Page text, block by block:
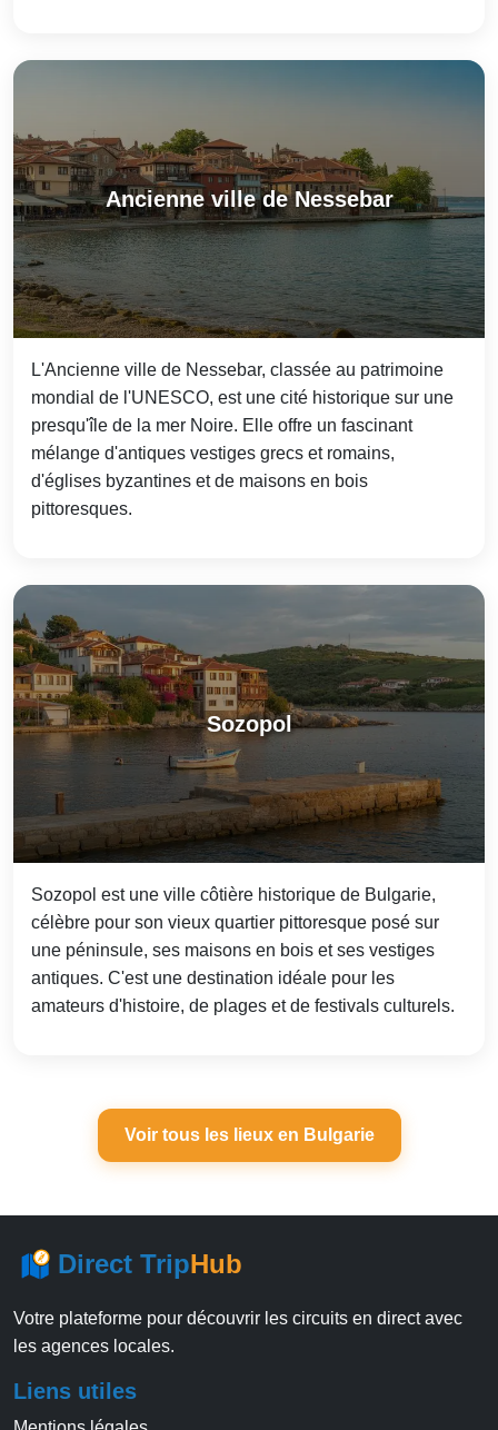
Ancienne ville de Nessebar
L'Ancienne ville de Nessebar, classée au patrimoine
mondial de l'UNESCO, est une cité historique sur une
presqu'île de la mer Noire. Elle offre un fascinant
mélange d'antiques vestiges grecs et romains,
d'églises byzantines et de maisons en bois
pittoresques.
Sozopol
Sozopol est une ville côtière historique de Bulgarie,
célèbre pour son vieux quartier pittoresque posé sur
une péninsule, ses maisons en bois et ses vestiges
antiques. C'est une destination idéale pour les
amateurs d'histoire, de plages et de festivals culturels.
Voir tous les lieux en Bulgarie
Direct TripHub
Votre plateforme pour découvrir les circuits en direct avec
les agences locales.
Liens utiles